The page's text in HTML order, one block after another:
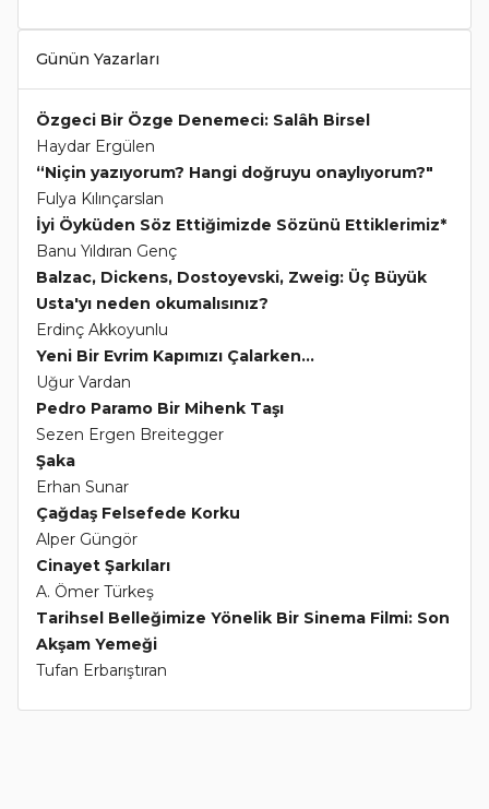
Günün Yazarları
Özgeci Bir Özge Denemeci: Salâh Birsel
Haydar Ergülen
“Niçin yazıyorum? Hangi doğruyu onaylıyorum?"
Fulya Kılınçarslan
İyi Öyküden Söz Ettiğimizde Sözünü Ettiklerimiz*
Banu Yıldıran Genç
Balzac, Dickens, Dostoyevski, Zweig: Üç Büyük
Usta'yı neden okumalısınız?
Erdinç Akkoyunlu
Yeni Bir Evrim Kapımızı Çalarken...
Uğur Vardan
Pedro Paramo Bir Mihenk Taşı
Sezen Ergen Breitegger
Şaka
Erhan Sunar
Çağdaş Felsefede Korku
Alper Güngör
Cinayet Şarkıları
A. Ömer Türkeş
Tarihsel Belleğimize Yönelik Bir Sinema Filmi: Son
Akşam Yemeği
Tufan Erbarıştıran